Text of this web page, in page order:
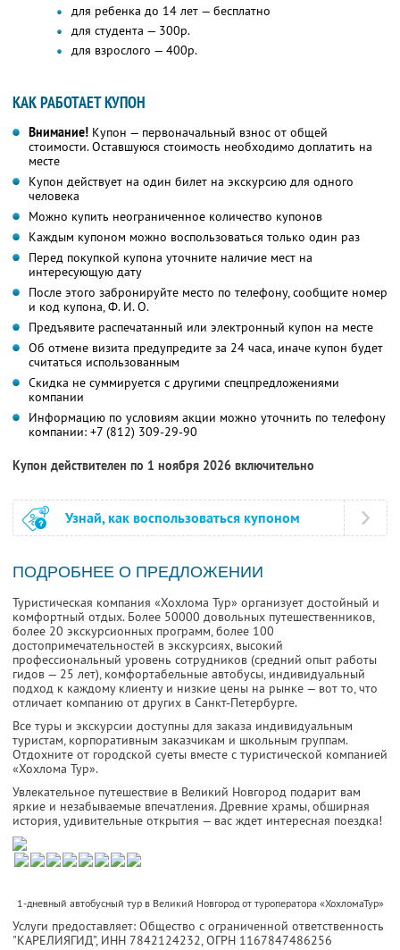
для ребенка до 14 лет — бесплатно
для студента — 300р.
для взрослого — 400р.
КАК РАБОТАЕТ КУПОН
Внимание! Купон — первоначальный взнос от общей
стоимости. Оставшуюся стоимость необходимо доплатить на
месте
Купон действует на один билет на экскурсию для одного
человека
Можно купить неограниченное количество купонов
Каждым купоном можно воспользоваться только один раз
Перед покупкой купона уточните наличие мест на
интересующую дату
После этого забронируйте место по телефону, сообщите номер
и код купона,Ф. И. О.
Предъявите распечатанный или электронный купон на месте
Об отмене визита предупредите за 24 часа, иначе купон будет
считаться использованным
Скидка не суммируется с другими спецпредложениями
компании
Информацию по условиям акции можно уточнить по телефону
компании: +7 (812) 309-29-90
Купон действителен по 1 ноября 2026 включительно
Узнай, как воспользоваться купоном
ПОДРОБНЕЕ О ПРЕДЛОЖЕНИИ
Туристическая компания «Хохлома Тур» организует достойный и
комфортный отдых. Более 50000 довольных путешественников,
более 20 экскурсионных программ, более 100
достопримечательностей в экскурсиях, высокий
профессиональный уровень сотрудников (средний опыт работы
гидов — 25 лет), комфортабельные автобусы, индивидуальный
подход к каждому клиенту и низкие цены на рынке — вот то, что
отличает компанию от других в Санкт-Петербурге.
Все туры и экскурсии доступны для заказа индивидуальным
туристам, корпоративным заказчикам и школьным группам.
Отдохните от городской суеты вместе с туристической компанией
«Хохлома Тур».
Увлекательное путешествие в Великий Новгород подарит вам
яркие и незабываемые впечатления. Древние храмы, обширная
история, удивительные открытия — вас ждет интересная поездка!
1-дневный автобусный тур в Великий Новгород от туроператора «ХохломаТур»
Услуги предоставляет: Общество с ограниченной ответственность
"КАРЕЛИЯГИД", ИНН 7842124232, ОГРН 1167847486256